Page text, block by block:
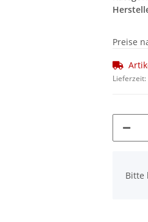
Preise
Lieferzeit:
Bitte